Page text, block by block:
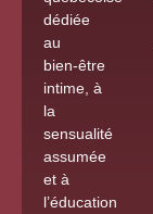
dédiée
au
bien-être
intime, à
la
sensualité
assumée
et à
l’éducation